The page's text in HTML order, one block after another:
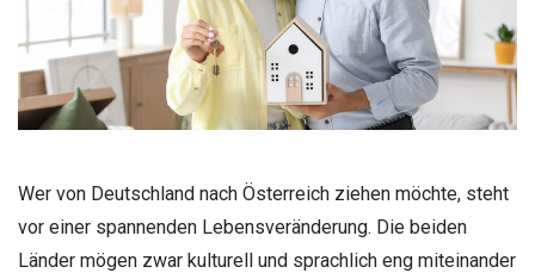
Wer von Deutschland nach Österreich ziehen möchte, steht
vor einer spannenden Lebensveränderung. Die beiden
Länder mögen zwar kulturell und sprachlich eng miteinander